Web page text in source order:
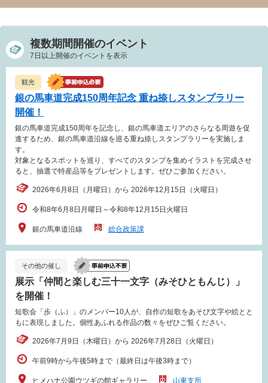
複数期間開催のイベント
7日以上開催のイベントを表示
観光
銀の馬車道完成150周年記念 重ね捺しスタンプラリー
開催！
銀の馬車道完成150周年を記念し、銀の馬車道エリアのさらなる周遊を促
進するため、銀の馬車道沿線を巡る重ね捺しスタンプラリーを実施しま
す。
対象となるスポットを巡り、すべてのスタンプを集めイラストを完成させ
ると、抽選で特産品等をプレゼントします。ぜひご参加ください。
2026年6月8日（月曜日）から 2026年12月15日（火曜日）
令和8年6月8日月曜日～令和8年12月15日火曜日
銀の馬車道沿線 総合政策課
その他の催し
展示「仲間と楽しむ三十一文字（みそひともんじ）」
を開催！
短歌会「歩（ふ）」のメンバー10人が、自作の短歌をあそび文字や絵とと
もに表現しました。個性あふれる作品の数々をぜひご覧ください。
2026年7月9日（木曜日）から 2026年7月28日（火曜日）
午前9時から午後5時まで（最終日は午後3時まで）
ヒメハナ公園ウツギの館ギャラリー 山東支所